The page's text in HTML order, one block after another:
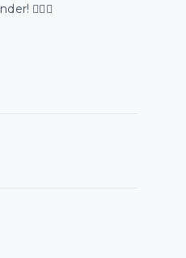
😮‍💨🔥